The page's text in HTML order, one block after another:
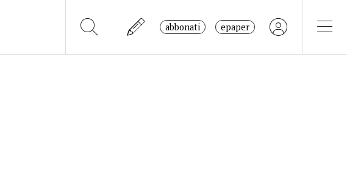
abbonati epaper